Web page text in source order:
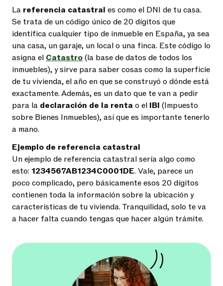
La referencia catastral es como el DNI de tu casa.
Se trata de un código único de 20 dígitos que
identifica cualquier tipo de inmueble en España, ya sea
una casa, un garaje, un local o una finca. Este código lo
asigna el Catastro(la base de datos de todos los
inmuebles), y sirve para saber cosas como la superficie
de tu vivienda, el año en que se construyó o dónde está
exactamente. Además, es un dato que te van a pedir
para la declaración de la renta o el IBI (Impuesto
sobre Bienes Inmuebles), así que es importante tenerlo
a mano.
Ejemplo de referencia catastral
Un ejemplo de referencia catastral sería algo como
esto: 1234567AB1234C0001DE. Vale, parece un
poco complicado, pero básicamente esos 20 dígitos
contienen toda la información sobre la ubicación y
características de tu vivienda. Tranquilidad, solo te va
a hacer falta cuando tengas que hacer algún trámite.